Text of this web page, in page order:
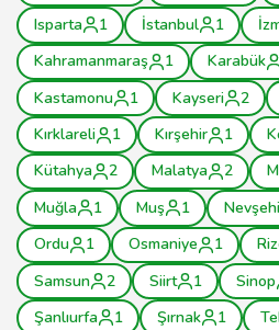
Isparta
1 İstanbul 1
Kahramanmaraş
1 Karabük
Kastamonu
1 Kayseri 2
Kırklareli
1 Kırşehir 1
Kütahya
2 Malatya 2
Muğla
1 Muş 1
Ordu
1 Osmaniye 1
Samsun
2 Siirt 1 Sinop
Şanlıurfa
1 Şırnak 1